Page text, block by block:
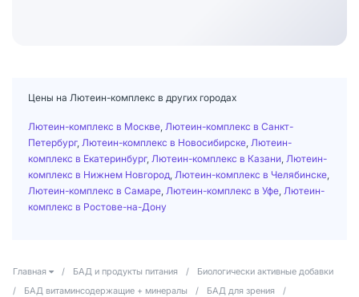
Цены на Лютеин-комплекс в других городах
Лютеин-комплекс в Москве Лютеин-комплекс в Санкт-
Петербург, Лютеин-комплекс в Новосибирске Лютеин-
комплекс в Екатеринбург, Лютеин-комплекс в Казани Лютеин-
комплекс в Нижнем Новгород Лютеин-комплекс в Челябинске
Лютеин-комплекс в Самаре Лютеин-комплекс в Уфе Лютеин-
комплекс в Ростове-на-Дону
Главная / БАД и продукты питания /
Биологически активные добавки
/
БАД витаминсодержащие + минералы / БАД для зрения
/